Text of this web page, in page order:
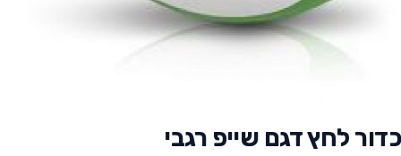
כדור לחץ דגם שייפ רגבי